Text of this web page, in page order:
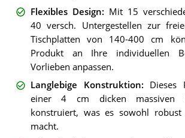
Flexibles Design: Mit 15
40 versch. Untergestellen zur
Tischplatten von 140-400 cm
Produkt an Ihre individuellen
Vorlieben anpassen.
Langlebige Konstruktion:
einer 4 cm dicken massiven
konstruiert, was es sowohl robust
macht.